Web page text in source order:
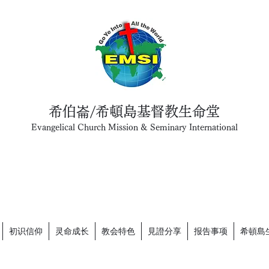
希伯崙/希頓島基督教生命堂
Evangelical Church Mission & Seminary International
初识信仰 灵命成长 教会特色 見證分享 报告事项 希頓島